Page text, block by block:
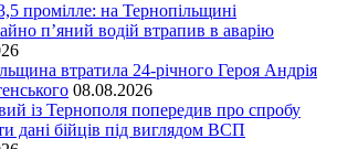
промілле: на Тернопільщині
п’яний водій втрапив в аварію
втратила 24-річного Героя Андрія
08.08.2026
із Тернополя попередив про спробу
дані бійців під виглядом ВСП